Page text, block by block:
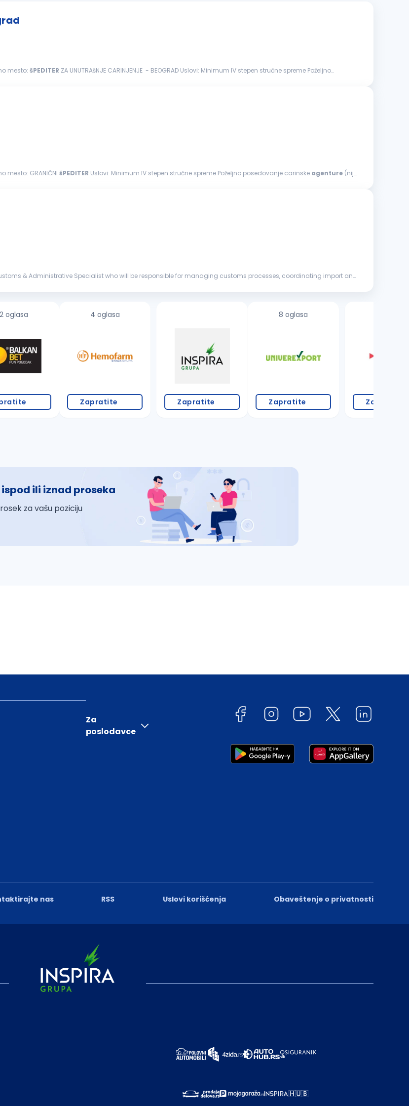
mesto: šPEDITER ZA UNUTRAšNJE CARINJENJE - BEOGRAD Uslovi: Minimum IV stepen stručne spreme Poželjno
mesto: GRANIČNI šPEDITER Uslovi: Minimum IV stepen stručne spreme Poželjno posedovanje carinske agenture (nije
& Administrative Specialist who will be responsible for managing customs processes, coordinating import and
2 oglasa 4 oglasa
Zapratite Zapratite
8 oglasa
Zapratite Zapratite
ili iznad proseka
za vašu poziciju
nas RSS Uslovi korišćenja Obaveštenje o privatnosti
Za
poslodavce